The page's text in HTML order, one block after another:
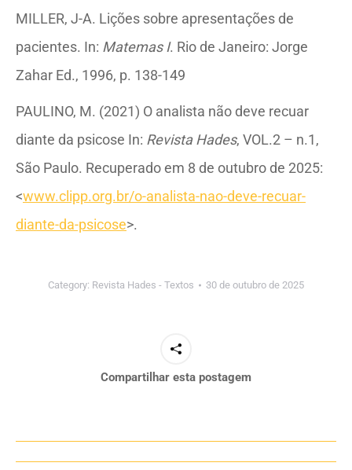
MILLER, J-A. Lições sobre apresentações de
pacientes. In: Matemas I. Rio de Janeiro: Jorge
Zahar Ed., 1996, p. 138-149
PAULINO, M. (2021) O analista não deve recuar
diante da psicose In: Revista Hades, VOL.2 – n.1,
São Paulo. Recuperado em 8 de outubro de 2025:
<www.clipp.org.br/o-analista-nao-deve-recuar-
diante-da-psicose>.
Category: Revista Hades - Textos 30 de outubro de 2025
Compartilhar esta postagem
Navegação